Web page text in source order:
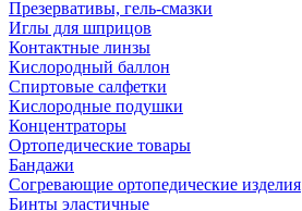
Презервативы, гель-смазки
Иглы для шприцов
Контактные линзы
Кислородный баллон
Спиртовые салфетки
Кислородные подушки
Концентраторы
Ортопедические товары
Бандажи
Согревающие ортопедические изделия
Бинты эластичные